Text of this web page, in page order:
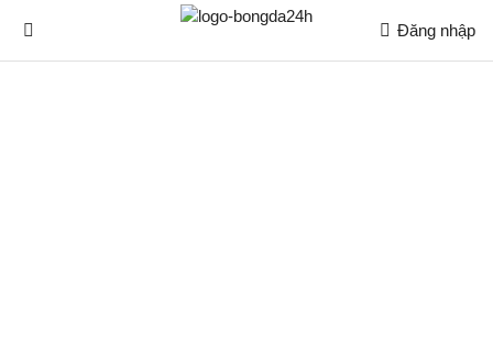
Đăng nhập